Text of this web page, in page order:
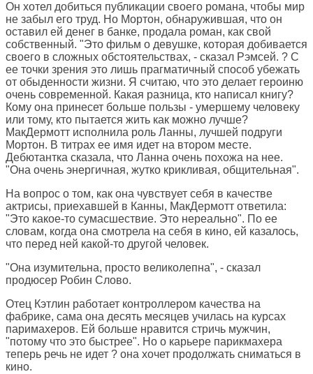
Он хотел добиться публикации своего романа, чтобы мир
не забыл его труд. Но Мортон, обнаружившая, что он
оставил ей денег в банке, продала роман, как свой
собственный. "Это фильм о девушке, которая добивается
своего в сложных обстоятельствах, - сказал Рэмсей. ? С
ее точки зрения это лишь прагматичный способ убежать
от обыденности жизни. Я считаю, что это делает героиню
очень современной. Какая разница, кто написал книгу?
Кому она принесет больше пользы - умершему человеку
или тому, кто пытается жить как можно лучше?
МакДермотт исполнила роль Ланны, лучшей подруги
Мортон. В титрах ее имя идет на втором месте.
Дебютантка сказала, что Ланна очень похожа на нее.
"Она очень энергичная, жутко крикливая, общительная".
На вопрос о том, как она чувствует себя в качестве
актрисы, приехавшей в Канны, МакДермотт ответила:
"Это какое-то сумасшествие. Это нереально". По ее
словам, когда она смотрела на себя в кино, ей казалось,
что перед ней какой-то другой человек.
"Она изумительна, просто великолепна", - сказал
продюсер Робин Слово.
Отец Кэтлин работает контроллером качества на
фабрике, сама она десять месяцев училась на курсах
паримахеров. Ей больше нравится стричь мужчин,
"потому что это быстрее". Но о карьере парикмахера
теперь речь не идет ? она хочет продолжать сниматься в
кино.